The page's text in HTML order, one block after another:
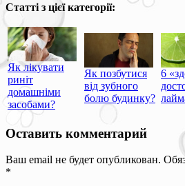
Статті з цієї категорії:
Як лікувати
риніт
домашніми
засобами?
Як позбутися
від зубного
болю будинку?
6
Оставить комментарий
Ваш email не будет опубликован.
*